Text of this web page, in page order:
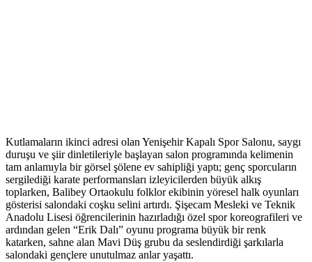
Kutlamaların ikinci adresi olan Yenişehir Kapalı Spor Salonu, saygı
duruşu ve şiir dinletileriyle başlayan salon programında kelimenin
tam anlamıyla bir görsel şölene ev sahipliği yaptı; genç sporcuların
sergilediği karate performansları izleyicilerden büyük alkış
toplarken, Balibey Ortaokulu folklor ekibinin yöresel halk oyunları
gösterisi salondaki coşku selini artırdı. Şişecam Mesleki ve Teknik
Anadolu Lisesi öğrencilerinin hazırladığı özel spor koreografileri ve
ardından gelen “Erik Dalı” oyunu programa büyük bir renk
katarken, sahne alan Mavi Düş grubu da seslendirdiği şarkılarla
salondaki gençlere unutulmaz anlar yaşattı.